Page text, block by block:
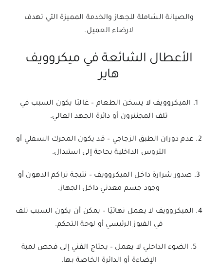
والصيانة الشاملة للجهاز والخدمة المميزة التي تهدف
لارضاء العميل.
الأعطال الشائعة في ميكروويف
هاير
1. الميكروويف لا يسخن الطعام – غالبًا يكون السبب في
تلف المجنترون أو دائرة الجهد العالي.
2. عدم دوران الطبق الزجاجي – قد يكون المحرك السفلي أو
التروس الداخلية بحاجة إلى استبدال.
3. صدور شرارة داخل الميكروويف – نتيجة تراكم الدهون أو
وجود جسم معدني داخل الجهاز.
4. الميكروويف لا يعمل نهائيًا – يمكن أن يكون السبب تلف
في الفيوز الرئيسي أو لوحة التحكم.
5. الضوء الداخلي لا يعمل – يحتاج الفني إلى فحص لمبة
الإضاءة أو الدائرة الخاصة بها.